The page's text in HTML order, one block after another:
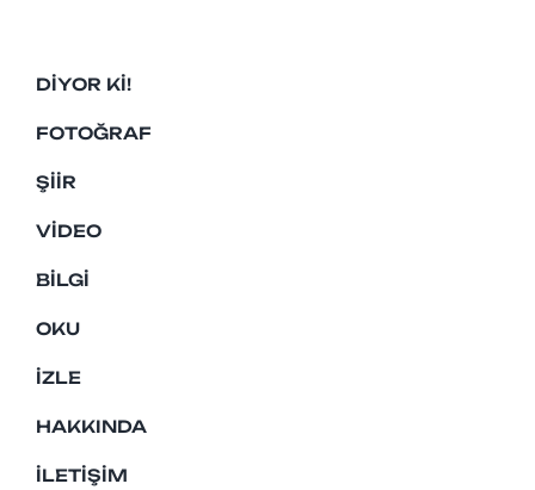
DIYOR KI!
FOTOĞRAF
ŞIIR
VIDEO
BILGI
OKU
İZLE
HAKKINDA
İLETIŞIM